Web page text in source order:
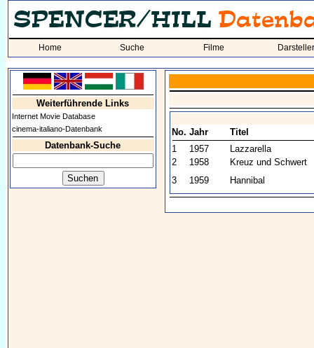
Home Suche Filme Darsteller
Weiterführende Links
Internet Movie Database
cinema-italiano-Datenbank
Datenbank-Suche
No. Jahr
Titel
1
1957
Lazzarella
2
1958
Kreuz und Schwert
3
1959 Hannibal